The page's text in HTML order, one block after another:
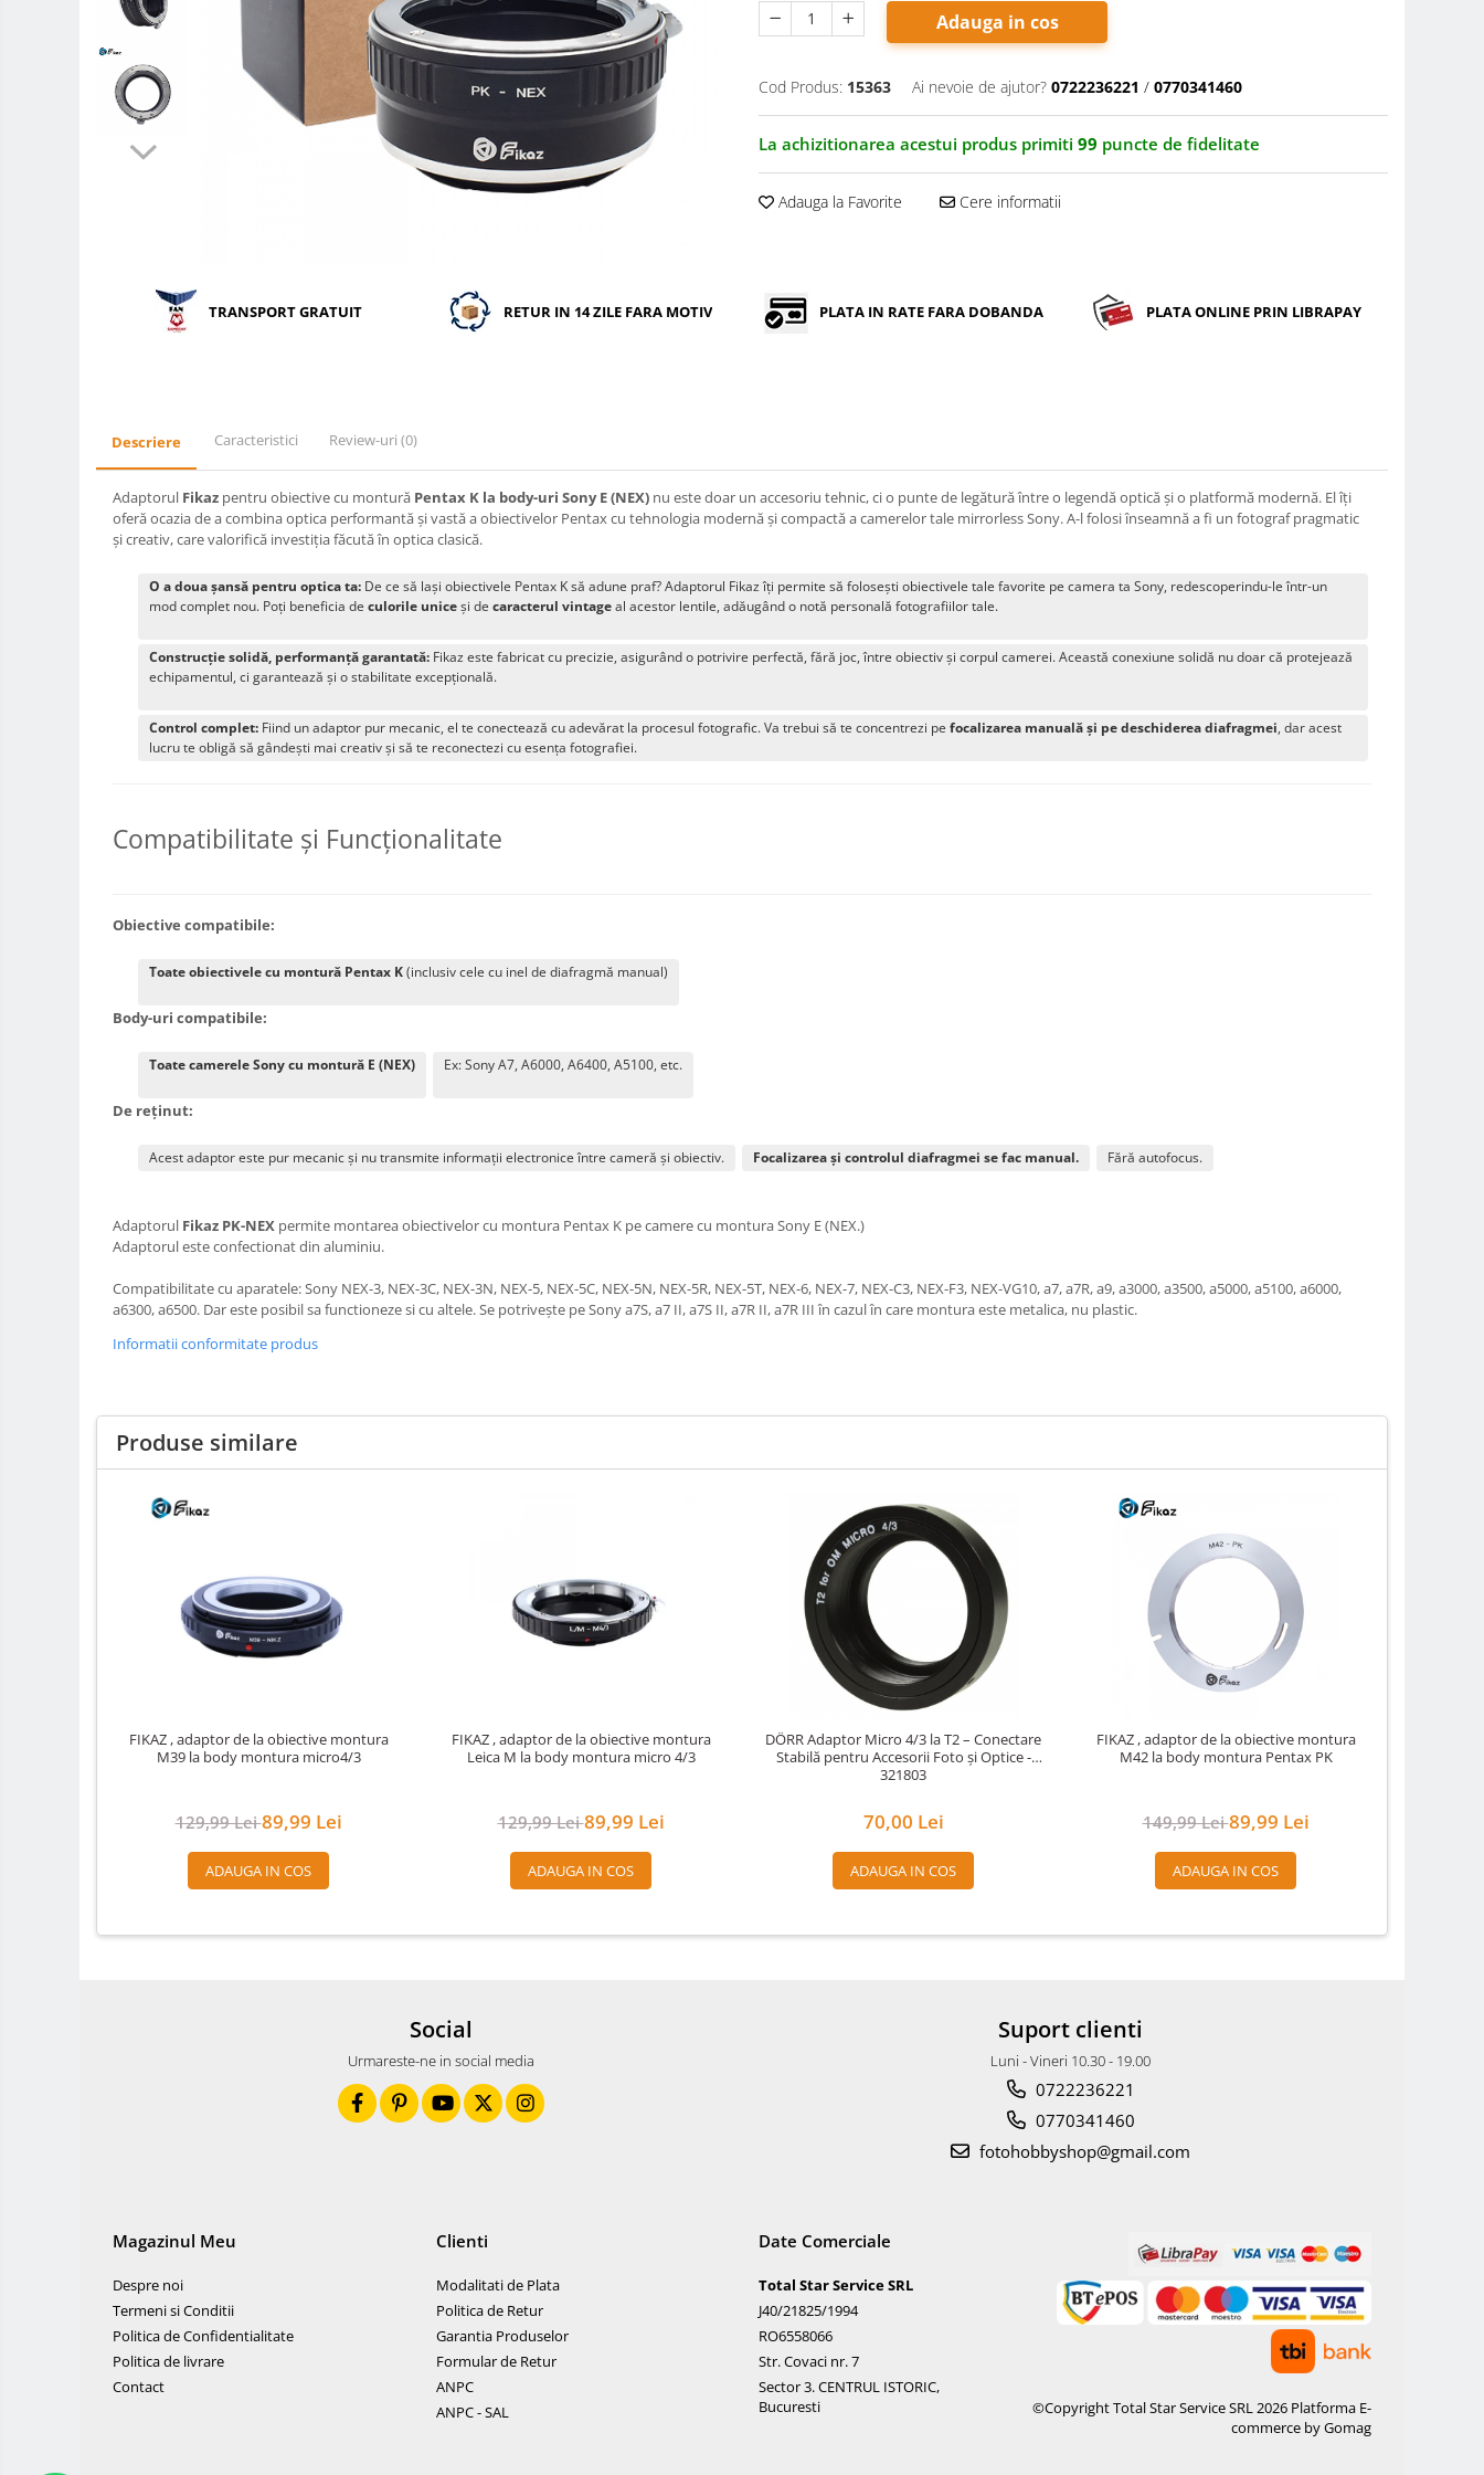
Teleconvertoare
Adaptoare montura / baioneta
Capace obiectiv si camera
Convertoare pe filet foto video
Blitz-uri circulare (Macro)
Adaptoare stativ port umbrela si
Cabluri si Patine Sincron
Alimentare auxiliara blitz
Bounce-uri, Softbox-uri
Huse protectie blitz extern
Carduri memorie, Cititoare
Huse protectie card memorie
LCD protectie
Recordere audio digitale
Acumulatori Foto
Acumulatori AA/AAA (R6/R3)) si
Adaptoare pentru convertoare sau
Alimentatoare 220V
integrare in sisteme video
Genti Holster TopLoader
Accesorii genti si trollere
Solid-State Drive (SSD)
Video / Camere si accesorii
Camere video profesionale
Adauga in cos
Cod Produs: 15363 Ai nevoie de ajutor? 0722236221 / 0770341460
La achizitionarea acestui produs primiti 99 puncte de fidelitate
Adauga la Favorite Cere informatii
TRANSPORT GRATUIT RETUR IN 14 ZILE FARA MOTIV PLATA IN RATE FARA DOBANDA PLATA ONLINE PRIN LIBRAPAY
Descriere Caracteristici Review-uri (0)
Adaptorul Fikaz pentru obiective cu montură Pentax K la body-uri Sony E (NEX) nu este doar un accesoriu tehnic, ci o punte de legătură între o legendă optică și o platformă modernă. El îți
oferă ocazia de a combina optica performantă și vastă a obiectivelor Pentax cu tehnologia modernă și compactă a camerelor tale mirrorless Sony. A-l folosi înseamnă a fi un fotograf pragmatic
și creativ, care valorifică investiția făcută în optica clasică.
O a doua șansă pentru optica ta: De ce să lași obiectivele Pentax K să adune praf? Adaptorul Fikaz îți permite să folosești obiectivele tale favorite pe camera ta Sony, redescoperindu-le într-un
mod complet nou. Poți beneficia de culorile uniceși de caracterul vintageal acestor lentile, adăugând o notă personală fotografiilor tale.
Construcție solidă, performanță garantată: Fikaz este fabricat cu precizie, asigurând o potrivire perfectă, fără joc, între obiectiv și corpul camerei. Această conexiune solidă nu doar că protejează
echipamentul, ci garantează și o stabilitate excepțională.
Control complet: Fiind un adaptor pur mecanic, el te conectează cu adevărat la procesul fotografic. Va trebui să te concentrezi pe focalizarea manuală și pe deschiderea diafragmei, dar acest
lucru te obligă să gândești mai creativ și să te reconectezi cu esența fotografiei.
Compatibilitate și Funcționalitate
Obiective compatibile:
Toate obiectivele cu montură Pentax K(inclusiv cele cu inel de diafragmă manual)
Body-uri compatibile:
Toate camerele Sony cu montură E (NEX) Ex: Sony A7, A6000, A6400, A5100, etc.
De reținut:
Acest adaptor este pur mecanic și nu transmite informații electronice între cameră și obiectiv. Focalizarea și controlul diafragmei se fac manual. Fără autofocus.
Adaptorul Fikaz PK-NEX permite montarea obiectivelor cu montura Pentax K pe camere cu montura Sony E (NEX.)
Adaptorul este confectionat din aluminiu.
Compatibilitate cu aparatele: Sony NEX-3, NEX-3C, NEX-3N, NEX-5, NEX-5C, NEX-5N, NEX-5R, NEX-5T, NEX-6, NEX-7, NEX-C3, NEX-F3, NEX-VG10, a7, a7R, a9, a3000, a3500, a5000, a5100, a6000,
a6300, a6500. Dar este posibil sa functioneze si cu altele. Se potrivește pe Sony a7S, a7 II, a7S II, a7R II, a7R III în cazul în care montura este metalica, nu plastic.
Informatii conformitate produs
Produse similare
FIKAZ , adaptor de la obiective montura
M39 la body montura micro4/3
129,99 Lei89,99 Lei
ADAUGA IN COS
FIKAZ , adaptor de la obiective montura
Leica M la body montura micro 4/3
129,99 Lei89,99 Lei
ADAUGA IN COS
DÖRR Adaptor Micro 4/3 la T2 – Conectare
Stabilă pentru Accesorii Foto și Optice -
321803
70,00 Lei
ADAUGA IN COS
FIKAZ , adaptor de la obiective montura
M42 la body montura Pentax PK
149,99 Lei89,99 Lei
ADAUGA IN COS
Social
Urmareste-ne in social media
Suport clienti
Luni - Vineri 10.30 - 19.00
0722236221
0770341460
fotohobbyshop@gmail.com
Magazinul Meu
Despre noi
Termeni si Conditii
Politica de Confidentialitate
Politica de livrare
Contact
Clienti
Modalitati de Plata
Politica de Retur
Garantia Produselor
Formular de Retur
ANPC
ANPC - SAL
Date Comerciale
Total Star Service SRL
J40/21825/1994
RO6558066
Str. Covaci nr. 7
Sector 3. CENTRUL ISTORIC,
Bucuresti
©Copyright Total Star Service SRL 2026 Platforma E-
commerce by Gomag